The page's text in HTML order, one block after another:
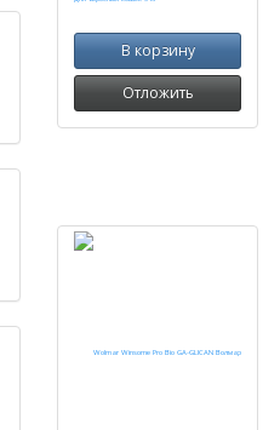
В корзину
Отложить